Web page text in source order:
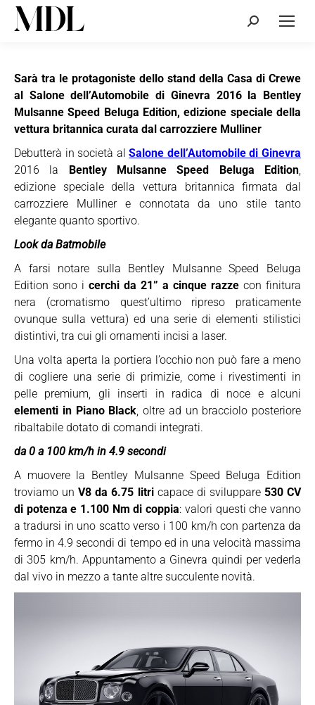
Cerca:
Sarà tra le protagoniste dello stand della Casa di Crewe
al Salone dell’Automobile di Ginevra 2016 la Bentley
Mulsanne Speed Beluga Edition, edizione speciale della
vettura britannica curata dal carrozziere Mulliner
Debutterà in società alSalone dell’Automobile di Ginevra
2016 la Bentley Mulsanne Speed Beluga Edition,
edizione speciale della vettura britannica firmata dal
carrozziere Mulliner e connotata da uno stile tanto
elegante quanto sportivo.
Look da Batmobile
A farsi notare sulla Bentley Mulsanne Speed Beluga
Edition sono i cerchi da 21” a cinque razze con finitura
nera (cromatismo quest’ultimo ripreso praticamente
ovunque sulla vettura) ed una serie di elementi stilistici
distintivi, tra cui gli ornamenti incisi a laser.
Una volta aperta la portiera l’occhio non può fare a meno
di cogliere una serie di primizie, come i rivestimenti in
pelle premium, gli inserti in radica di noce e alcuni
elementi in Piano Black, oltre ad un bracciolo posteriore
ribaltabile dotato di comandi integrati.
da 0 a 100 km/h in 4.9 secondi
A muovere la Bentley Mulsanne Speed Beluga Edition
troviamo unV8 da 6.75 litricapace di sviluppare 530 CV
di potenza e 1.100 Nm di coppia: valori questi che vanno
a tradursi in uno scatto verso i 100 km/h con partenza da
fermo in 4.9 secondi di tempo ed in una velocità massima
di 305 km/h. Appuntamento a Ginevra quindi per vederla
dal vivo in mezzo a tante altre succulente novità.